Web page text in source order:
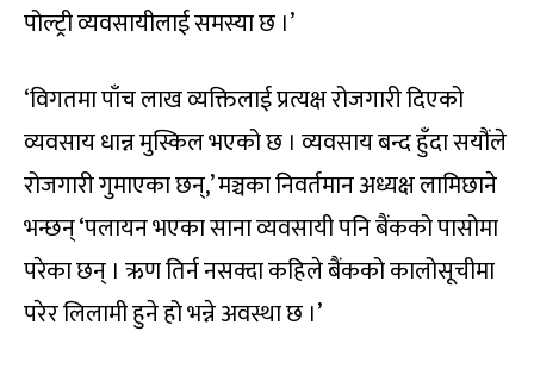
पोल्ट्री व्यवसायीलाई समस्या छ ।’
‘विगतमा पाँच लाख व्यक्तिलाई प्रत्यक्ष रोजगारी दिएको
व्यवसाय धान्न मुस्किल भएको छ । व्यवसाय बन्द हुँदा सयौंले
रोजगारी गुमाएका छन्,’ मञ्चका निवर्तमान अध्यक्ष लामिछाने
भन्छन् ‘पलायन भएका साना व्यवसायी पनि बैंकको पासोमा
परेका छन् । ऋण तिर्न नसक्दा कहिले बैंकको कालोसूचीमा
परेर लिलामी हुने हो भन्ने अवस्था छ ।’